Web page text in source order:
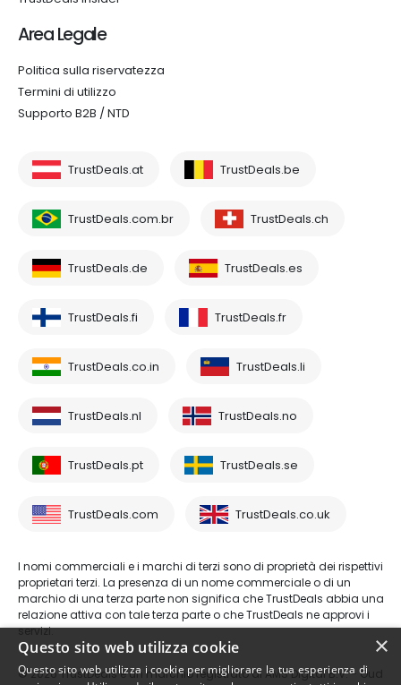
Area Legale
Politica sulla riservatezza
Termini di utilizzo
Supporto B2B / NTD
TrustDeals.at TrustDeals.be
TrustDeals.com.br TrustDeals.ch
TrustDeals.de TrustDeals.es
TrustDeals.fi TrustDeals.fr
TrustDeals.co.in TrustDeals.li
TrustDeals.nl TrustDeals.no
TrustDeals.pt TrustDeals.se
TrustDeals.com TrustDeals.co.uk
I nomi commerciali e i marchi di terzi sono di proprietà dei rispettivi
proprietari terzi. La presenza di un nome commerciale o di un
marchio di una terza parte non significa che TrustDeals abbia una
relazione attiva con tale terza parte o che TrustDeals ne approvi i
servizi.
© 2026 TrustDeals è un marchio registrato di AMS Digital B.V. - Oud
×
Questo sito web utilizza cookie
Questo sito web utilizza i cookie per migliorare la tua esperienza di